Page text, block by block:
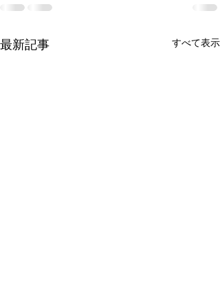
最新記事 すべて表示